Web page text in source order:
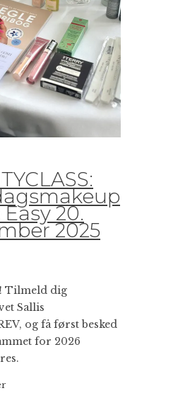
20.
2025
Tilmeld dig
Sallis
og få først besked
for 2026